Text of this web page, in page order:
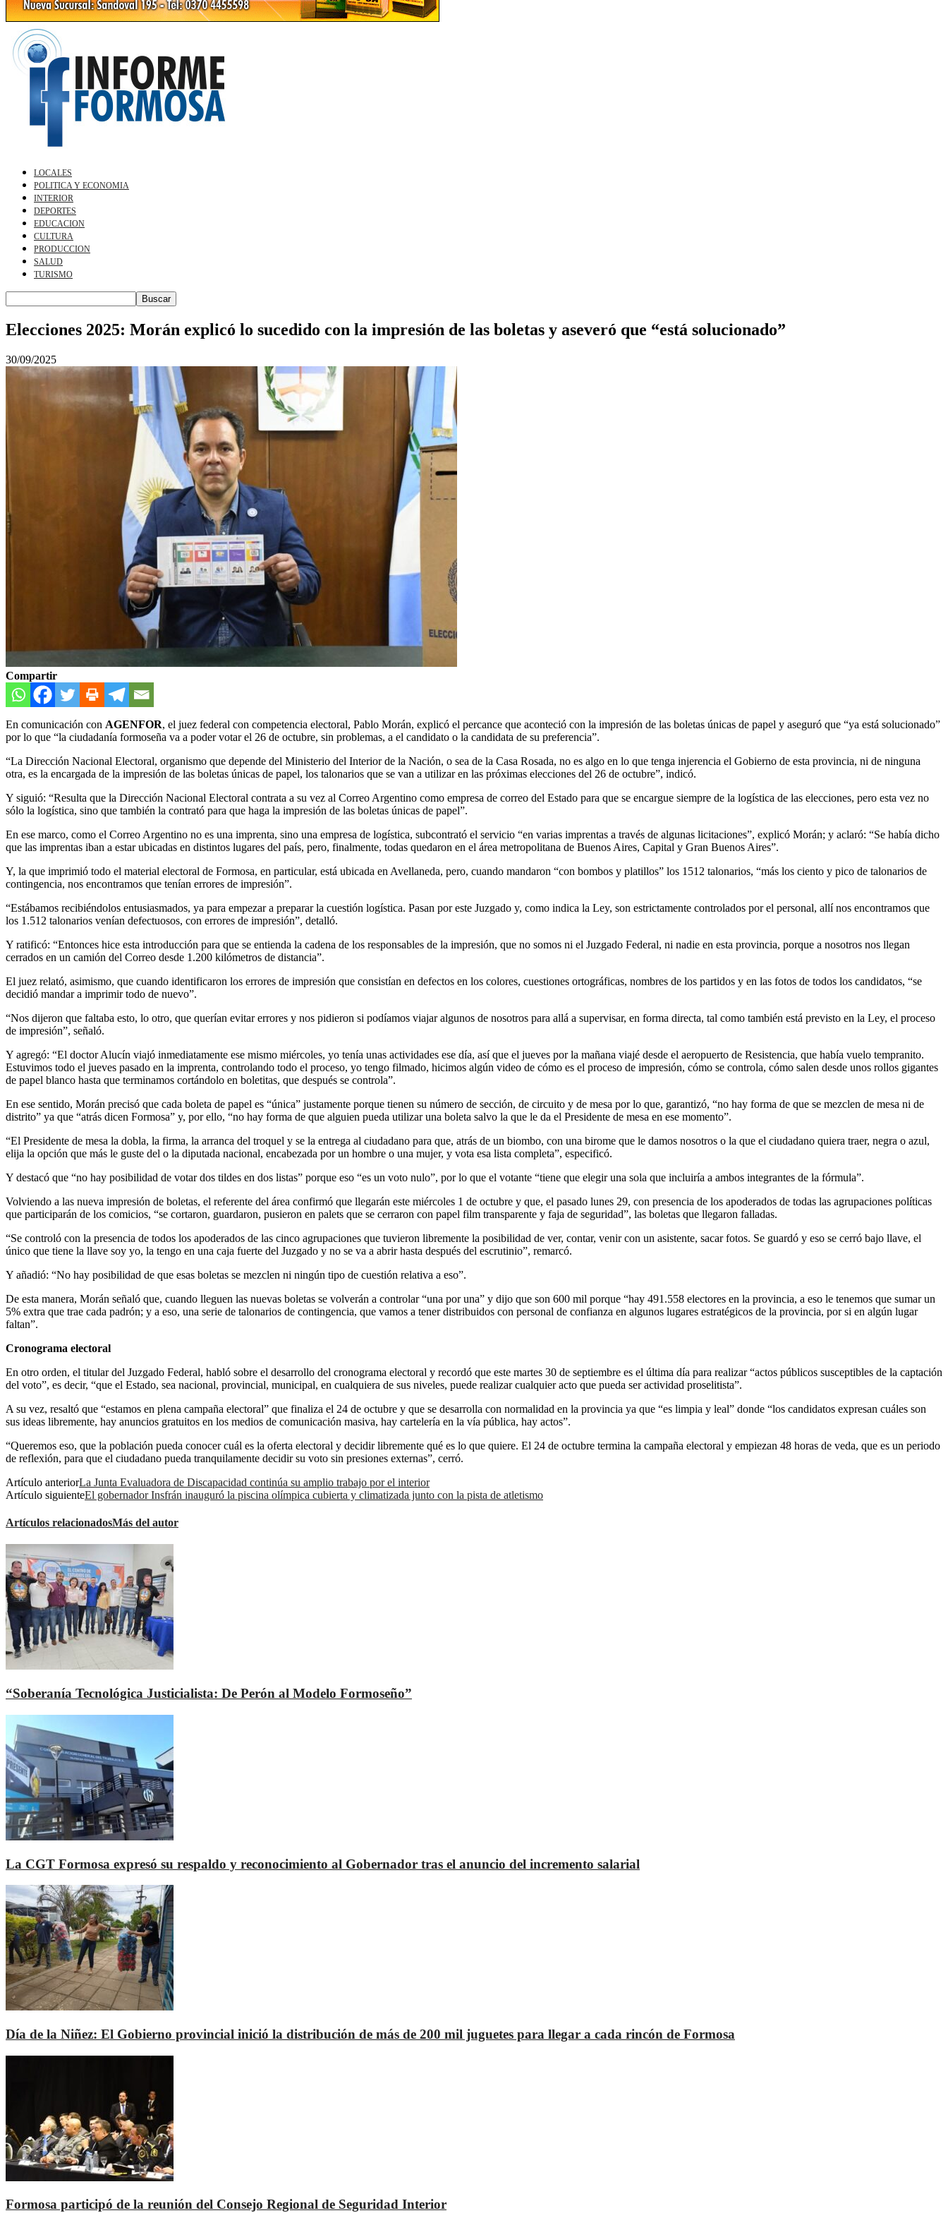
LOCALES
POLITICA Y ECONOMIA
INTERIOR
DEPORTES
EDUCACION
CULTURA
PRODUCCION
SALUD
TURISMO
Elecciones 2025: Morán explicó lo sucedido con la impresión de las boletas y aseveró que “está solucionado”
30/09/2025
Compartir
En comunicación con AGENFOR, el juez federal con competencia electoral, Pablo Morán, explicó el percance que aconteció con la impresión de las boletas únicas de papel y aseguró que “ya está solucionado”
por lo que “la ciudadanía formoseña va a poder votar el 26 de octubre, sin problemas, a el candidato o la candidata de su preferencia”.
“La Dirección Nacional Electoral, organismo que depende del Ministerio del Interior de la Nación, o sea de la Casa Rosada, no es algo en lo que tenga injerencia el Gobierno de esta provincia, ni de ninguna
otra, es la encargada de la impresión de las boletas únicas de papel, los talonarios que se van a utilizar en las próximas elecciones del 26 de octubre”, indicó.
Y siguió: “Resulta que la Dirección Nacional Electoral contrata a su vez al Correo Argentino como empresa de correo del Estado para que se encargue siempre de la logística de las elecciones, pero esta vez no
sólo la logística, sino que también la contrató para que haga la impresión de las boletas únicas de papel”.
En ese marco, como el Correo Argentino no es una imprenta, sino una empresa de logística, subcontrató el servicio “en varias imprentas a través de algunas licitaciones”, explicó Morán; y aclaró: “Se había dicho
que las imprentas iban a estar ubicadas en distintos lugares del país, pero, finalmente, todas quedaron en el área metropolitana de Buenos Aires, Capital y Gran Buenos Aires”.
Y, la que imprimió todo el material electoral de Formosa, en particular, está ubicada en Avellaneda, pero, cuando mandaron “con bombos y platillos” los 1512 talonarios, “más los ciento y pico de talonarios de
contingencia, nos encontramos que tenían errores de impresión”.
“Estábamos recibiéndolos entusiasmados, ya para empezar a preparar la cuestión logística. Pasan por este Juzgado y, como indica la Ley, son estrictamente controlados por el personal, allí nos encontramos que
los 1.512 talonarios venían defectuosos, con errores de impresión”, detalló.
Y ratificó: “Entonces hice esta introducción para que se entienda la cadena de los responsables de la impresión, que no somos ni el Juzgado Federal, ni nadie en esta provincia, porque a nosotros nos llegan
cerrados en un camión del Correo desde 1.200 kilómetros de distancia”.
El juez relató, asimismo, que cuando identificaron los errores de impresión que consistían en defectos en los colores, cuestiones ortográficas, nombres de los partidos y en las fotos de todos los candidatos, “se
decidió mandar a imprimir todo de nuevo”.
“Nos dijeron que faltaba esto, lo otro, que querían evitar errores y nos pidieron si podíamos viajar algunos de nosotros para allá a supervisar, en forma directa, tal como también está previsto en la Ley, el proceso
de impresión”, señaló.
Y agregó: “El doctor Alucín viajó inmediatamente ese mismo miércoles, yo tenía unas actividades ese día, así que el jueves por la mañana viajé desde el aeropuerto de Resistencia, que había vuelo tempranito.
Estuvimos todo el jueves pasado en la imprenta, controlando todo el proceso, yo tengo filmado, hicimos algún video de cómo es el proceso de impresión, cómo se controla, cómo salen desde unos rollos gigantes
de papel blanco hasta que terminamos cortándolo en boletitas, que después se controla”.
En ese sentido, Morán precisó que cada boleta de papel es “única” justamente porque tienen su número de sección, de circuito y de mesa por lo que, garantizó, “no hay forma de que se mezclen de mesa ni de
distrito” ya que “atrás dicen Formosa” y, por ello, “no hay forma de que alguien pueda utilizar una boleta salvo la que le da el Presidente de mesa en ese momento”.
“El Presidente de mesa la dobla, la firma, la arranca del troquel y se la entrega al ciudadano para que, atrás de un biombo, con una birome que le damos nosotros o la que el ciudadano quiera traer, negra o azul,
elija la opción que más le guste del o la diputada nacional, encabezada por un hombre o una mujer, y vota esa lista completa”, especificó.
Y destacó que “no hay posibilidad de votar dos tildes en dos listas” porque eso “es un voto nulo”, por lo que el votante “tiene que elegir una sola que incluiría a ambos integrantes de la fórmula”.
Volviendo a las nueva impresión de boletas, el referente del área confirmó que llegarán este miércoles 1 de octubre y que, el pasado lunes 29, con presencia de los apoderados de todas las agrupaciones políticas
que participarán de los comicios, “se cortaron, guardaron, pusieron en palets que se cerraron con papel film transparente y faja de seguridad”, las boletas que llegaron falladas.
“Se controló con la presencia de todos los apoderados de las cinco agrupaciones que tuvieron libremente la posibilidad de ver, contar, venir con un asistente, sacar fotos. Se guardó y eso se cerró bajo llave, el
único que tiene la llave soy yo, la tengo en una caja fuerte del Juzgado y no se va a abrir hasta después del escrutinio”, remarcó.
Y añadió: “No hay posibilidad de que esas boletas se mezclen ni ningún tipo de cuestión relativa a eso”.
De esta manera, Morán señaló que, cuando lleguen las nuevas boletas se volverán a controlar “una por una” y dijo que son 600 mil porque “hay 491.558 electores en la provincia, a eso le tenemos que sumar un
5% extra que trae cada padrón; y a eso, una serie de talonarios de contingencia, que vamos a tener distribuidos con personal de confianza en algunos lugares estratégicos de la provincia, por si en algún lugar
faltan”.
Cronograma electoral
En otro orden, el titular del Juzgado Federal, habló sobre el desarrollo del cronograma electoral y recordó que este martes 30 de septiembre es el última día para realizar “actos públicos susceptibles de la captación
del voto”, es decir, “que el Estado, sea nacional, provincial, municipal, en cualquiera de sus niveles, puede realizar cualquier acto que pueda ser actividad proselitista”.
A su vez, resaltó que “estamos en plena campaña electoral” que finaliza el 24 de octubre y que se desarrolla con normalidad en la provincia ya que “es limpia y leal” donde “los candidatos expresan cuáles son
sus ideas libremente, hay anuncios gratuitos en los medios de comunicación masiva, hay cartelería en la vía pública, hay actos”.
“Queremos eso, que la población pueda conocer cuál es la oferta electoral y decidir libremente qué es lo que quiere. El 24 de octubre termina la campaña electoral y empiezan 48 horas de veda, que es un periodo
de reflexión, para que el ciudadano pueda tranquilamente decidir su voto sin presiones externas”, cerró.
Artículo anteriorLa Junta Evaluadora de Discapacidad continúa su amplio trabajo por el interior
Artículo siguienteEl gobernador Insfrán inauguró la piscina olímpica cubierta y climatizada junto con la pista de atletismo
Artículos relacionadosMás del autor
“Soberanía Tecnológica Justicialista: De Perón al Modelo Formoseño”
La CGT Formosa expresó su respaldo y reconocimiento al Gobernador tras el anuncio del incremento salarial
Día de la Niñez: El Gobierno provincial inició la distribución de más de 200 mil juguetes para llegar a cada rincón de Formosa
Formosa participó de la reunión del Consejo Regional de Seguridad Interior